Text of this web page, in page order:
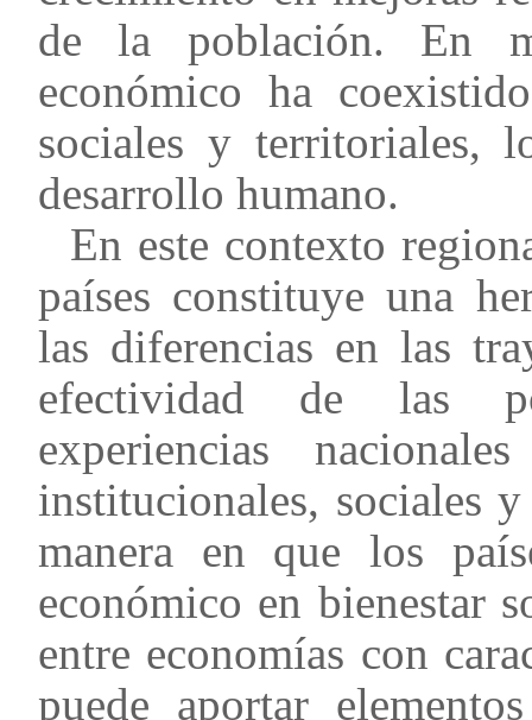
de la población. En
económico ha
sociales y territoriales,
desarrollo humano.
En este contexto
países constituye una
las diferencias en las
efectividad de las
experiencias
institucionales, sociales
manera en que los
económico en bienestar
entre economías con
puede aportar